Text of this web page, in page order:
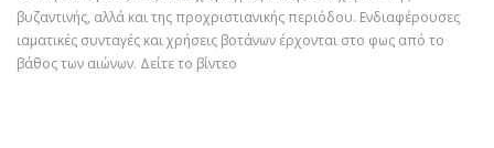
βυζαντινής, αλλά και της προχριστιανικής περιόδου. Ενδιαφέρουσες
ιαματικές συνταγές και χρήσεις βοτάνων έρχονται στο φως από το
βάθος των αιώνων. Δείτε το βίντεο